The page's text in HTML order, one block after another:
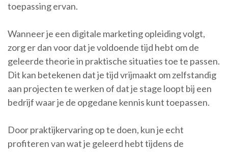
toepassing ervan.
Wanneer je een digitale marketing opleiding volgt,
zorg er dan voor dat je voldoende tijd hebt om de
geleerde theorie in praktische situaties toe te passen.
Dit kan betekenen dat je tijd vrijmaakt om zelfstandig
aan projecten te werken of dat je stage loopt bij een
bedrijf waar je de opgedane kennis kunt toepassen.
Door praktijkervaring op te doen, kun je echt
profiteren van wat je geleerd hebt tijdens de